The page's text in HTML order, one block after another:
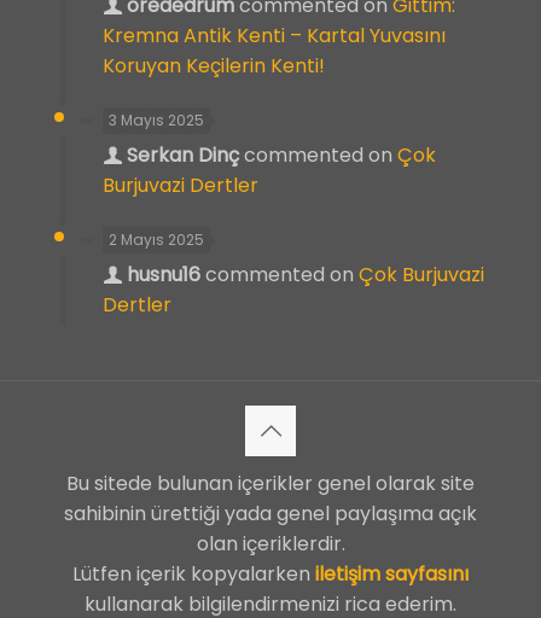
Kremna Antik Kenti – Kartal Yuvasını
Koruyan Keçilerin Kenti!
3 Mayıs 2025
Serkan Dinçcommented on Çok
Burjuvazi Dertler
2 Mayıs 2025
husnu16commented on Çok Burjuvazi
Dertler
Bu sitede bulunan içerikler genel olarak site
sahibinin ürettiği yada genel paylaşıma açık
olan içeriklerdir.
Lütfen içerik kopyalarken iletişim sayfasını
kullanarak bilgilendirmenizi rica ederim.